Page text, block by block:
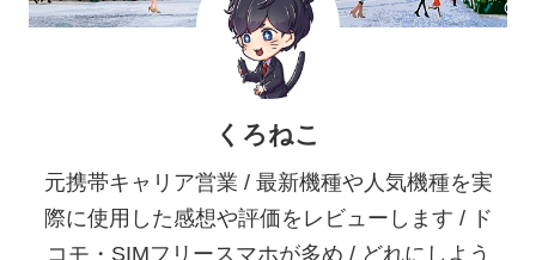
くろねこ
元携帯キャリア営業 / 最新機種や人気機種を実
際に使用した感想や評価をレビューします / ド
コモ・SIMフリースマホが多め / どれにしよう